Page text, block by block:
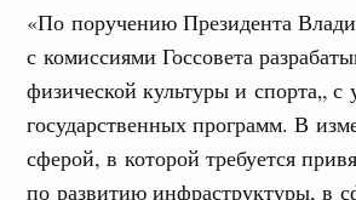
«По поручению Президента
с комиссиями Госсовета
физической культуры и спорта„
государственных программ. В
сферой, в которой требуется
по развитию инфраструктуры, в
волонтёрство. Благотворительность
поздравила
Правительства Татьяна Голикова
движения «Волонтёры-медики» с